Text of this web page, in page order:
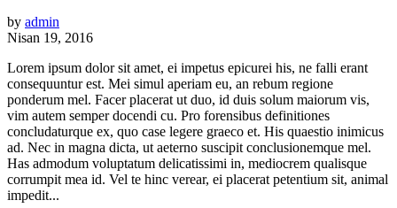
by admin
Nisan 19, 2016
Lorem ipsum dolor sit amet, ei impetus epicurei his, ne falli erant
consequuntur est. Mei simul aperiam eu, an rebum regione
ponderum mel. Facer placerat ut duo, id duis solum maiorum vis,
vim autem semper docendi cu. Pro forensibus definitiones
concludaturque ex, quo case legere graeco et. His quaestio inimicus
ad. Nec in magna dicta, ut aeterno suscipit conclusionemque mel.
Has admodum voluptatum delicatissimi in, mediocrem qualisque
corrumpit mea id. Vel te hinc verear, ei placerat petentium sit, animal
impedit...